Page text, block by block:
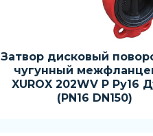
Затвор дисковый
чугунный
XUROX 202WV P Ру16
(PN16 DN150)